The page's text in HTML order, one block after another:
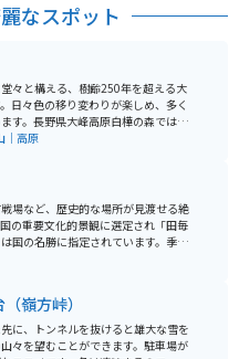
なスポット
々と構える、樹齢250年を超える大
日々色の移り変わりが楽しめ、多く
す。長野県大峰高原白樺の森では、
葉のほか、散策道からは北アルプス
海が見えることもあります。
｜高原
場など、歴史的な場所が見渡せる絶
の重要文化的景観に選定され「田毎
は国の名勝に指定されています。季節
変える風景は、日本の原風景を思わ
嶺方峠）
に、トンネルを抜けると雄大な雪を
々を望むことができます。駐車場が